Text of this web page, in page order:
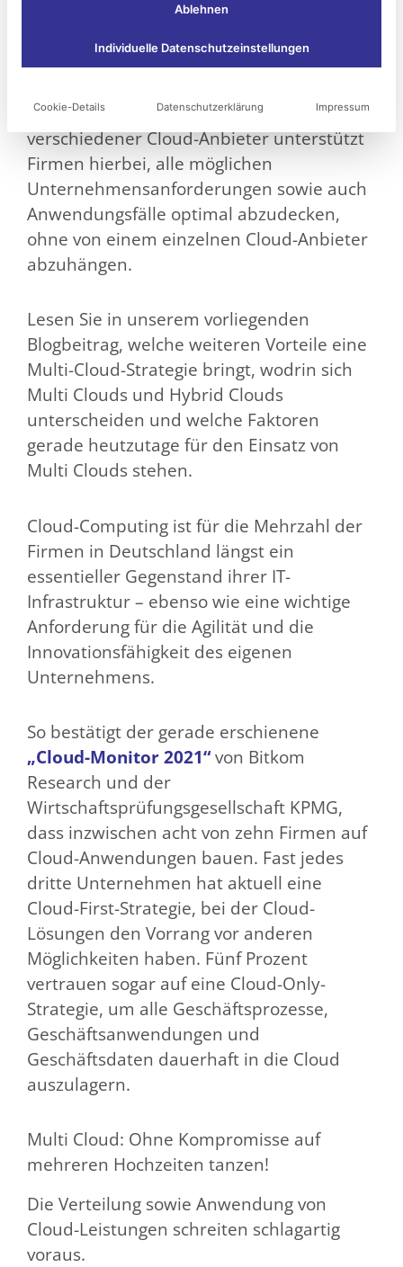
Waren bislang vor allem Private Clouds,
Public Clouds sowie Hybrid Clouds im
Kommen, so sind heute vermehrt Multi
Benutzung diverser Cloud-Lösungen
verschiedener Cloud-Anbieter unterstützt
Firmen hierbei, alle möglichen
Unternehmensanforderungen sowie auch
Anwendungsfälle optimal abzudecken,
ohne von einem einzelnen Cloud-Anbieter
abzuhängen.
Lesen Sie in unserem vorliegenden
Blogbeitrag, welche weiteren Vorteile eine
Multi-Cloud-Strategie bringt, wodrin sich
Multi Clouds und Hybrid Clouds
unterscheiden und welche Faktoren
gerade heutzutage für den Einsatz von
Multi Clouds stehen.
Cloud-Computing ist für die Mehrzahl der
Firmen in Deutschland längst ein
essentieller Gegenstand ihrer IT-
Infrastruktur – ebenso wie eine wichtige
Anforderung für die Agilität und die
Innovationsfähigkeit des eigenen
Unternehmens.
So bestätigt der gerade erschienene
„Cloud-Monitor 2021“von Bitkom
Research und der
Wirtschaftsprüfungsgesellschaft KPMG,
dass inzwischen acht von zehn Firmen auf
Cloud-Anwendungen bauen. Fast jedes
dritte Unternehmen hat aktuell eine
Cloud-First-Strategie, bei der Cloud-
Lösungen den Vorrang vor anderen
Möglichkeiten haben. Fünf Prozent
vertrauen sogar auf eine Cloud-Only-
Strategie, um alle Geschäftsprozesse,
Geschäftsanwendungen und
Geschäftsdaten dauerhaft in die Cloud
auszulagern.
Multi Cloud: Ohne Kompromisse auf
mehreren Hochzeiten tanzen!
Die Verteilung sowie Anwendung von
Cloud-Leistungen schreiten schlagartig
voraus.
Ablehnen
Individuelle Datenschutzeinstellungen
Cookie-Details Datenschutzerklärung Impressum